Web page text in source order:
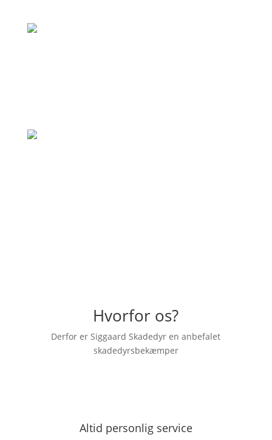
Hvorfor os?
Derfor er Siggaard Skadedyr en anbefalet
skadedyrsbekæmper
Altid personlig service